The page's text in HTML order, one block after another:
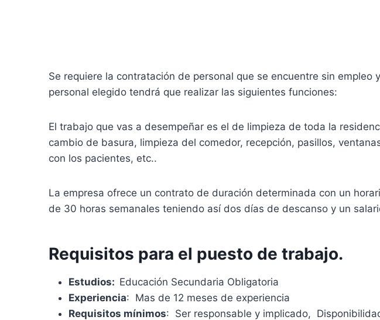
Se requiere la contratación de personal que se encuentre sin
personal elegido tendrá que realizar las siguientes funciones:
El trabajo que vas a desempeñar es el de limpieza de toda la
cambio de basura, limpieza del comedor, recepción, pasillos,
con los pacientes, etc..
La empresa ofrece un contrato de duración determinada con un
de 30 horas semanales teniendo así dos días de descanso y un
Requisitos para el puesto de trabajo.
Estudios: Educación Secundaria Obligatoria
Experiencia: Mas de 12 meses de experiencia
Requisitos mínimos: Ser responsable y implicado,